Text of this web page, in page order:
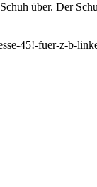
über. Der
45!-fuer-z-b-